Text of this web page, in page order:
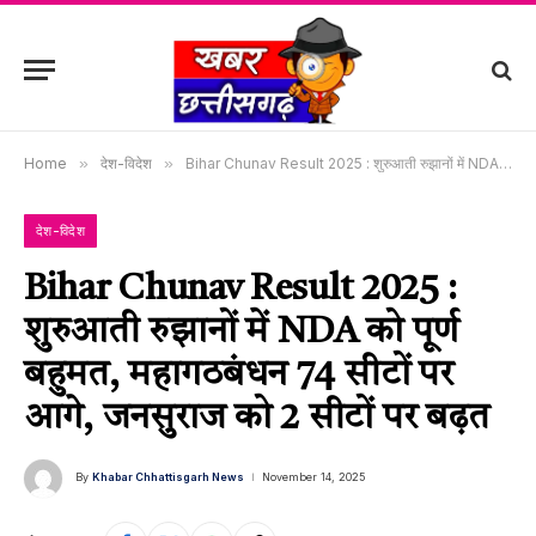
Home » देश-विदेश » Bihar Chunav Result 2025 : शुरुआती रुझानों में NDA को पूर्ण बहुमत, महागठबंधन 74 सीटों पर आगे, जनसुराज को 2 सीटों पर बढ़त
देश-विदेश
Bihar Chunav Result 2025 :
शुरुआती रुझानों में NDA को पूर्ण
बहुमत, महागठबंधन 74 सीटों पर
आगे, जनसुराज को 2 सीटों पर बढ़त
By Khabar Chhattisgarh News November 14, 2025